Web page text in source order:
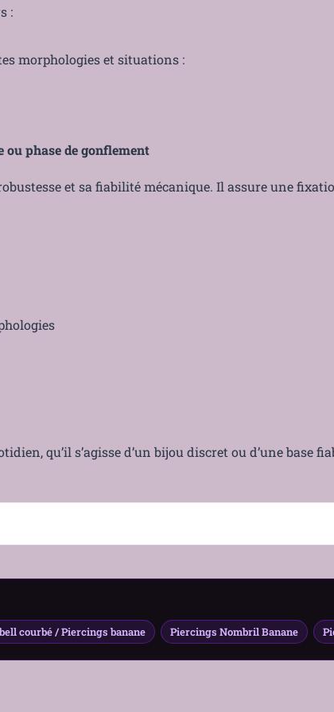
:
morphologies et situations :
ou phase de gonflement
et sa fiabilité mécanique. Il assure une
qu’il s’agisse d’un bijou discret ou d’une base
courbé / Piercings banane Piercings Nombril Banane